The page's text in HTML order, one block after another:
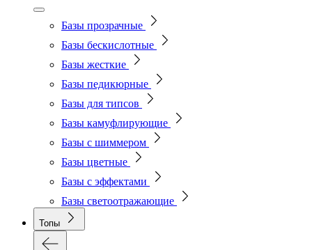
Базы прозрачные
Базы бескислотные
Базы жесткие
Базы педикюрные
Базы для типсов
Базы камуфлирующие
Базы с шиммером
Базы цветные
Базы с эффектами
Базы светоотражающие
Топы